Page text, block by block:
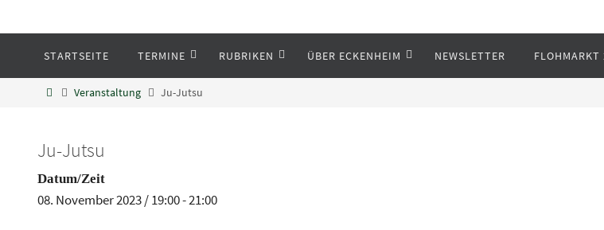
Eckenheim
STARTSEITE TERMINE RUBRIKEN ÜBER ECKENHEIM NEWSLETTER FLOHMARKT
Veranstaltung Ju-Jutsu
Ju-Jutsu
Datum/Zeit
08. November 2023 / 19:00 - 21:00